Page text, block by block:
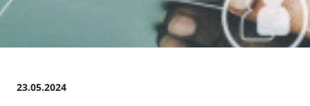
23.05.2024